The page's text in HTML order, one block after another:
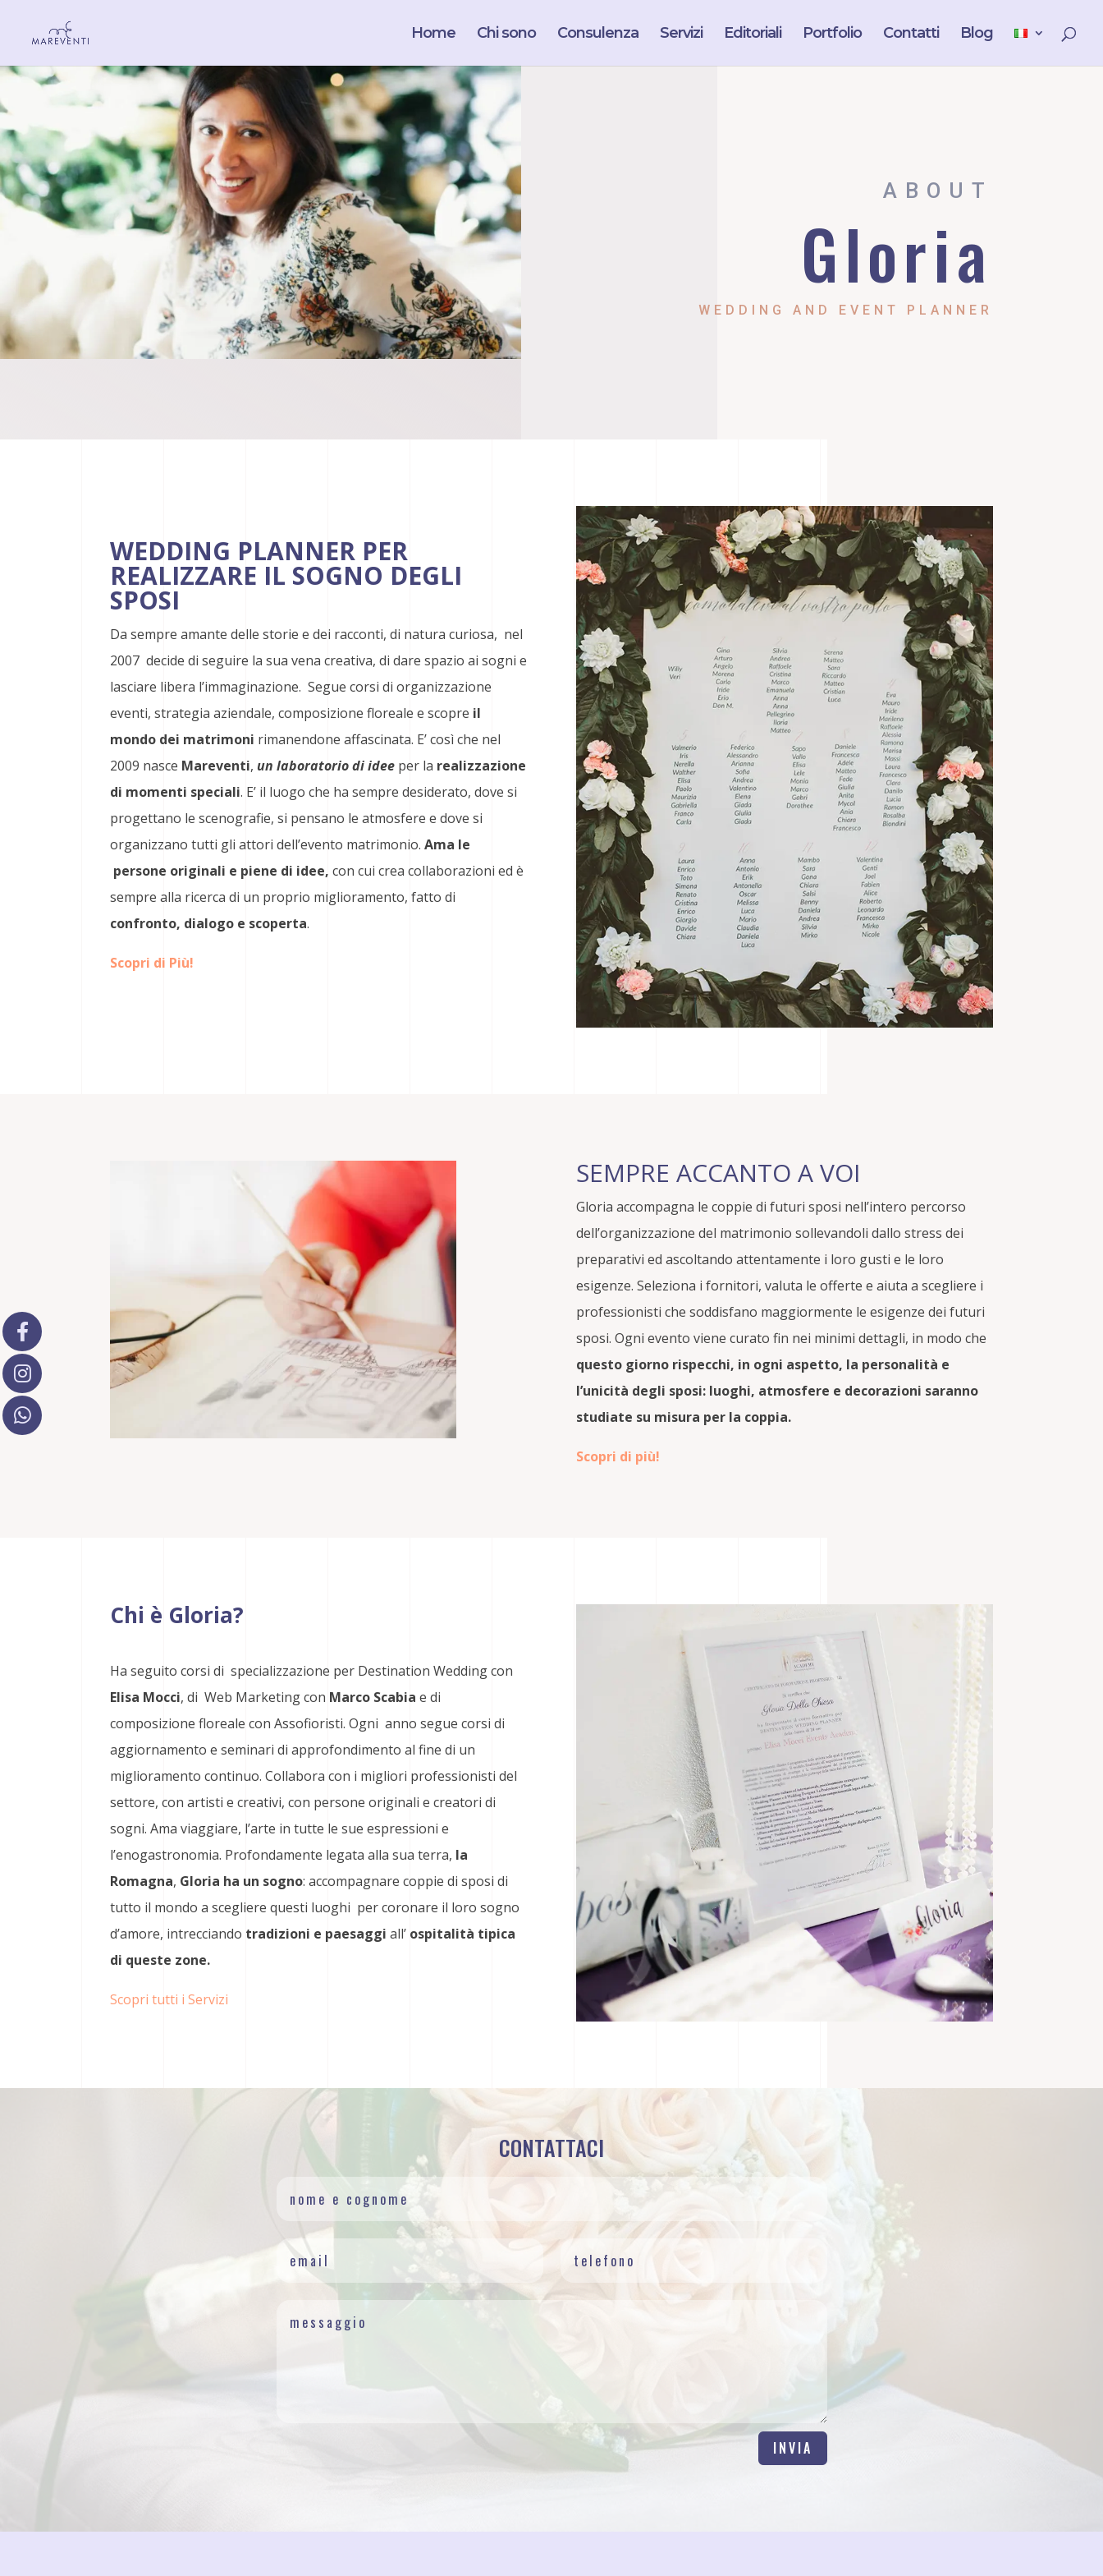
Home Chi sono Consulenza Servizi Editoriali Portfolio Contatti Blog
ABOUT
Gloria
WEDDING AND EVENT PLANNER
WEDDING PLANNER PER
REALIZZARE IL SOGNO DEGLI
SPOSI
Da sempre amante delle storie e dei racconti, di natura curiosa, nel
2007 decide di seguire la sua vena creativa, di dare spazio ai sogni e
lasciare libera l’immaginazione. Segue corsi di organizzazione
eventi, strategia aziendale, composizione floreale e scopre il
mondo dei matrimoni rimanendone affascinata. E’ così che nel
2009 nasce Mareventi, un laboratorio di idee per la realizzazione
di momenti speciali. E’ il luogo che ha sempre desiderato, dove si
progettano le scenografie, si pensano le atmosfere e dove si
organizzano tutti gli attori dell’evento matrimonio.Ama le
persone originali e piene di idee, con cui crea collaborazioni ed è
sempre alla ricerca di un proprio miglioramento, fatto di
confronto, dialogo e scoperta.
Scopri di Più!
SEMPRE ACCANTO A VOI
Gloria accompagna le coppie di futuri sposi nell’intero percorso
dell’organizzazione del matrimonio sollevandoli dallo stress dei
preparativi ed ascoltando attentamente i loro gusti e le loro
esigenze. Seleziona i fornitori, valuta le offerte e aiuta a scegliere i
professionisti che soddisfano maggiormente le esigenze dei futuri
sposi. Ogni evento viene curato fin nei minimi dettagli, in modo che
questo giorno rispecchi, in ogni aspetto, la personalità e
l’unicità degli sposi: luoghi, atmosfere e decorazioni saranno
studiate su misura per la coppia.
Scopri di più!
Chi è Gloria?
Ha seguito corsi di specializzazione per Destination Wedding con
Elisa Mocci, di Web Marketing con Marco Scabia e di
composizione floreale con Assofioristi. Ogni anno segue corsi di
aggiornamento e seminari di approfondimento al fine di un
miglioramento continuo. Collabora con i migliori professionisti del
settore, con artisti e creativi, con persone originali e creatori di
sogni. Ama viaggiare, l’arte in tutte le sue espressioni e
l’enogastronomia. Profondamente legata alla sua terra, la
Romagna, Gloria ha un sogno: accompagnare coppie di sposi di
tutto il mondo a scegliere questi luoghi per coronare il loro sogno
d’amore, intrecciando tradizioni e paesaggi all’ ospitalità tipica
di queste zone.
Scopri tutti i Servizi
CONTATTACI
INVIA